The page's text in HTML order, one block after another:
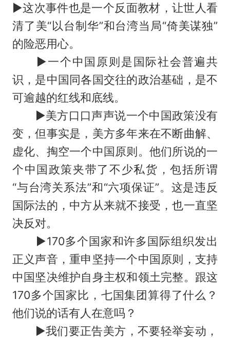
▶这次事件也是一个反面教材，让世人看
清了美“以台制华”和台湾当局“倚美谋独”
的险恶用心。
▶一个中国原则是国际社会普遍共
识，是中国同各国交往的政治基础，是不
可逾越的红线和底线。
▶美方口口声声说一个中国政策没有
变，但事实是，美方多年来在不断曲解、
虚化、掏空一个中国原则。他们所说的一
个中国政策夹带了不少私货，包括所谓
“与台湾关系法”和“六项保证”。这是违反
国际法的，中方从来就不接受，也一直坚
决反对。
▶170多个国家和许多国际组织发出
正义声音，重申坚持一个中国原则，支持
中国坚决维护自身主权和领土完整。跟这
170多个国家比，七国集团算得了什么？
他们说的话有人在意吗？
▶我们要正告美方，不要轻举妄动，